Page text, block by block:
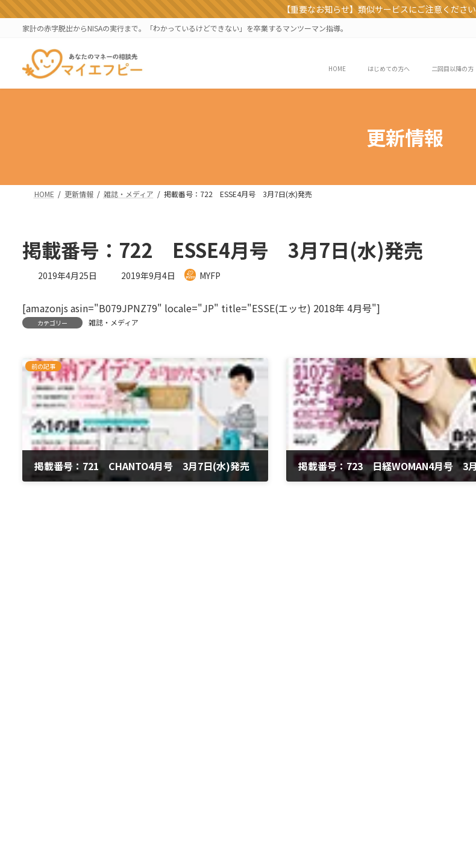
ン
ス
ビ
ン
【重要なお知らせ】類似サービスにご注意ください
家計の赤字脱出からNISAの実行まで。「わかっているけどできない」を卒業するマンツーマン指導。
HOME はじめての方へ 二回目以降の方
更新情報
HOME 更新情報 雑誌・メディア 掲載番号：722 ESSE4月号 3月7日(水)発売
掲載番号：722 ESSE4月号 3月7日(水)発売
2019年4月25日
最
新
日
2019年9月4日 MYFP
[amazonjs asin="B079JPNZ79" locale="JP" title="ESSE(エッセ) 2018年 4月号"]
カテゴリー 雑誌・メディア
前の記事
掲載番号：721 CHANTO4月号 3月7日(水)発売